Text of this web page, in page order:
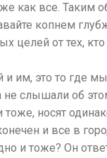
как все. Таким
копнем
целей от тех,
им, это то где
не слышали об
тоже, носят
и все в
и тоже? Он